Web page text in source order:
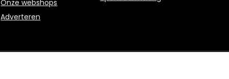
Onze webshops
Adverteren